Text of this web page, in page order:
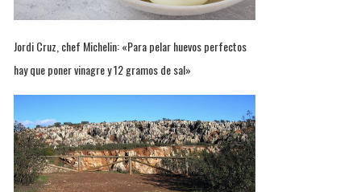
Jordi Cruz, chef Michelin: «Para pelar huevos perfectos
hay que poner vinagre y 12 gramos de sal»